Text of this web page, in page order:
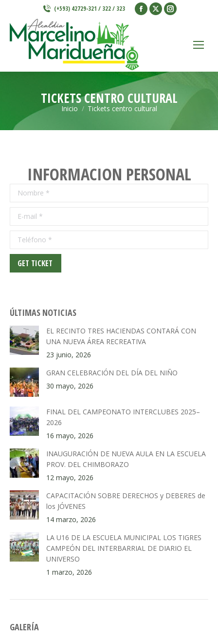
(+593) 42729-321 / 322 / 323
Facebook
window
X
window
Instagram
window
TICKETS CENTRO CULTURAL
Estás aquí:
Inicio Tickets centro cultural
INFORMACION PERSONAL
Nombre *
E-mail *
Teléfono *
GET TICKET
ÚLTIMAS NOTICIAS
EL RECINTO TRES HACIENDAS CONTARÁ CON
UNA NUEVA ÁREA RECREATIVA
23 junio, 2026
GRAN CELEBRACIÓN DEL DÍA DEL NIÑO
30 mayo, 2026
FINAL DEL CAMPEONATO INTERCLUBES 2025–
2026
16 mayo, 2026
INAUGURACIÓN DE NUEVA AULA EN LA ESCUELA
PROV. DEL CHIMBORAZO
12 mayo, 2026
CAPACITACIÓN SOBRE DERECHOS y DEBERES de
los JÓVENES
14 marzo, 2026
LA U16 DE LA ESCUELA MUNICIPAL LOS TIGRES
CAMPEÓN DEL INTERBARRIAL DE DIARIO EL
UNIVERSO
1 marzo, 2026
GALERÍA